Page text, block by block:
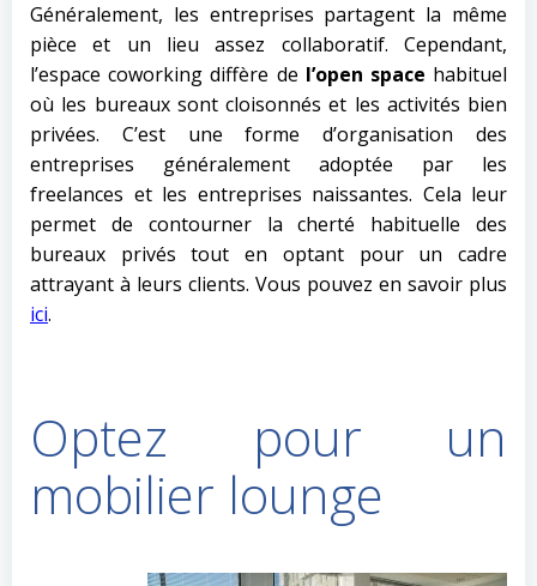
Généralement, les entreprises partagent la même
pièce et un lieu assez collaboratif. Cependant,
l’espace coworking diffère de l’open space habituel
où les bureaux sont cloisonnés et les activités bien
privées. C’est une forme d’organisation des
entreprises généralement adoptée par les
freelances et les entreprises naissantes. Cela leur
permet de contourner la cherté habituelle des
bureaux privés tout en optant pour un cadre
attrayant à leurs clients. Vous pouvez en savoir plus
ici.
Optez pour un
mobilier lounge